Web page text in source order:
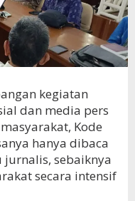
kegiatan
dan media pers
Kode
hanya dibaca
sebaiknya
secara intensif